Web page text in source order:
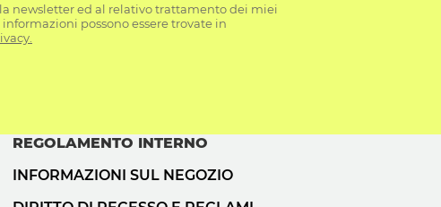
newsletter ed al relativo trattamento dei miei
possono essere trovate in
REGOLAMENTO INTERNO
INFORMAZIONI SUL NEGOZIO